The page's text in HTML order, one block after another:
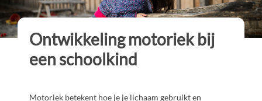
Ontwikkeling motoriek bij
een schoolkind
Motoriek betekent hoe je je lichaam gebruikt en